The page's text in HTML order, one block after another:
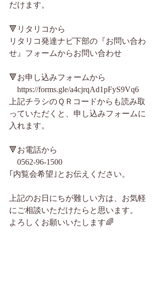
だけます。
🔻リタリコから
リタリコ発達ナビ下部の『お問い合わ
せ』フォームからお問い合わせ
🔻お申し込みフォームから
https://forms.gle/a4cjrqAd1pFyS9Vq6
上記チラシのＱＲコードからも読み取
っていただくと、申し込みフォームに
入れます。
🔻お電話から
0562-96-1500
｢内覧会希望｣とお伝えください。
上記のお日にちが難しい方は、お気軽
にご相談いただけたらと思います。
よろしくお願いいたします🌈